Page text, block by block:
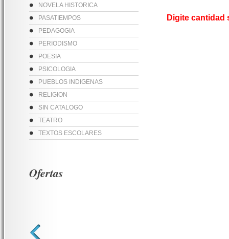
NOVELA HISTORICA
PASATIEMPOS
PEDAGOGIA
PERIODISMO
POESIA
PSICOLOGIA
PUEBLOS INDIGENAS
RELIGION
SIN CATALOGO
TEATRO
TEXTOS ESCOLARES
Digite
Ofertas